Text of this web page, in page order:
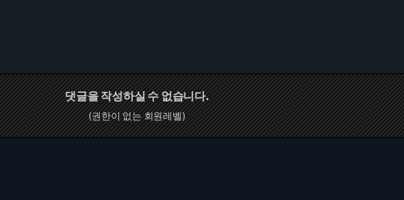
댓글을 작성하실 수 없습니다.
(권한이 없는 회원레벨)